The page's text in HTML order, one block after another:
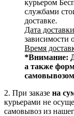
курьером
службами
доставке.
Дата доставки
зависимости
Время
*Внимание:
а также
2. При заказе на
курьерами не
самовывоз из